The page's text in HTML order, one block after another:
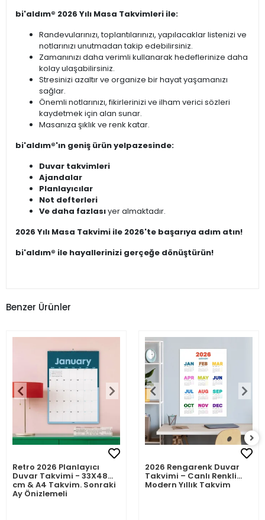
bi'aldım® 2026 Yılı Masa Takvimleri ile:
Randevularınızı, toplantılarınızı, yapılacaklar listenizi ve
notlarınızı unutmadan takip edebilirsiniz.
Zamanınızı daha verimli kullanarak hedeflerinize daha
kolay ulaşabilirsiniz.
Stresinizi azaltır ve organize bir hayat yaşamanızı
sağlar.
Önemli notlarınızı, fikirlerinizi ve ilham verici sözleri
kaydetmek için alan sunar.
Masanıza şıklık ve renk katar.
bi'aldım®'ın geniş ürün yelpazesinde:
Duvar takvimleri
Ajandalar
Planlayıcılar
Not defterleri
Ve daha fazlasıyer almaktadır.
2026 Yılı Masa Takvimi ile 2026'te başarıya adım atın!
bi'aldım® ile hayallerinizi gerçeğe dönüştürün!
Benzer Ürünler
Retro 2026 Planlayıcı
Duvar Takvimi - 33X48
cm & A4 Takvim. Sonraki
Ay Önizlemeli
2026 Rengarenk Duvar
Takvimi – Canlı Renkli
Modern Yıllık Takvim